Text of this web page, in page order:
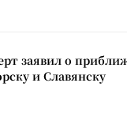
заявил о
и Славянску